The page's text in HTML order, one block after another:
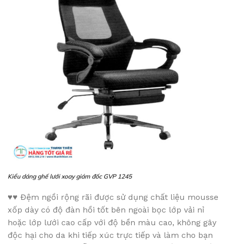
Kiểu dáng ghế lưới xoay giám đốc GVP 1245
♥♥ Đệm ngồi rộng rãi được sử dụng chất liệu mousse
xốp dày có độ đàn hồi tốt bên ngoài bọc lớp vải nỉ
hoặc lớp lưới cao cấp với độ bền màu cao, không gây
độc hại cho da khi tiếp xúc trực tiếp và làm cho bạn